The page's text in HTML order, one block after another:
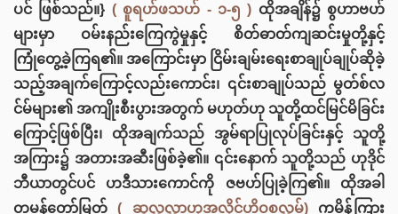
ပင် ဖြစ်သည်။} ( စူရဟ်ဖသဟ် - ၁-၅ ) ထိုအချိန်၌ စွဟာဗဟ်
များမှာ ဝမ်းနည်းကြေကွဲမှုနှင့် စိတ်ဓာတ်ကျဆင်းမှုတို့နှင့်
ကြုံတွေ့ခဲ့ကြရ၏။ အကြောင်းမှာ ငြိမ်းချမ်းရေးစာချုပ်ချုပ်ဆိုခဲ့
သည့်အချက်ကြောင့်လည်းကောင်း၊ ၎င်းစာချုပ်သည် မွတ်စ်လ
င်မ်များ၏ အကျိုးစီးပွားအတွက် မဟုတ်ဟု သူတို့ထင်မြင်မိခြင်း
ကြောင့်ဖြစ်ပြီး၊ ထိုအချက်သည် အွမ်ရာပြုလုပ်ခြင်းနှင့် သူတို့
အကြား၌ အတားအဆီးဖြစ်ခဲ့၏။ ၎င်းနောက် သူတို့သည် ဟုဒိုင်
ဘီယာတွင်ပင် ဟဒီသားကောင်ကို ဇ‌ဗဟ်ပြုခဲ့ကြ၏။ ထိုအခါ
တမန်တော်မြတ်( ဆွလ္လလ္လာဟုအလိုင်ဟိဝစလ္လမ်)ကမိန့်ကြား